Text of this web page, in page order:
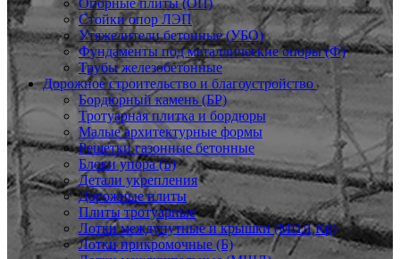
Опорные плиты (ОП)
Стойки опор ЛЭП
Утяжелители бетонные (УБО)
Фундаменты под металлические опоры (Ф)
Трубы железобетонные
Дорожное строительство и благоустройство
Бордюрный камень (БР)
Тротуарная плитка и бордюры
Малые архитектурные формы
Решетки газонные бетонные
Блоки упора (Б)
Детали укрепления
Дорожные плиты
Плиты тротуарные
Лотки междупутные и крышки (МПЛ,Кр)
Лотки прикромочные (Б)